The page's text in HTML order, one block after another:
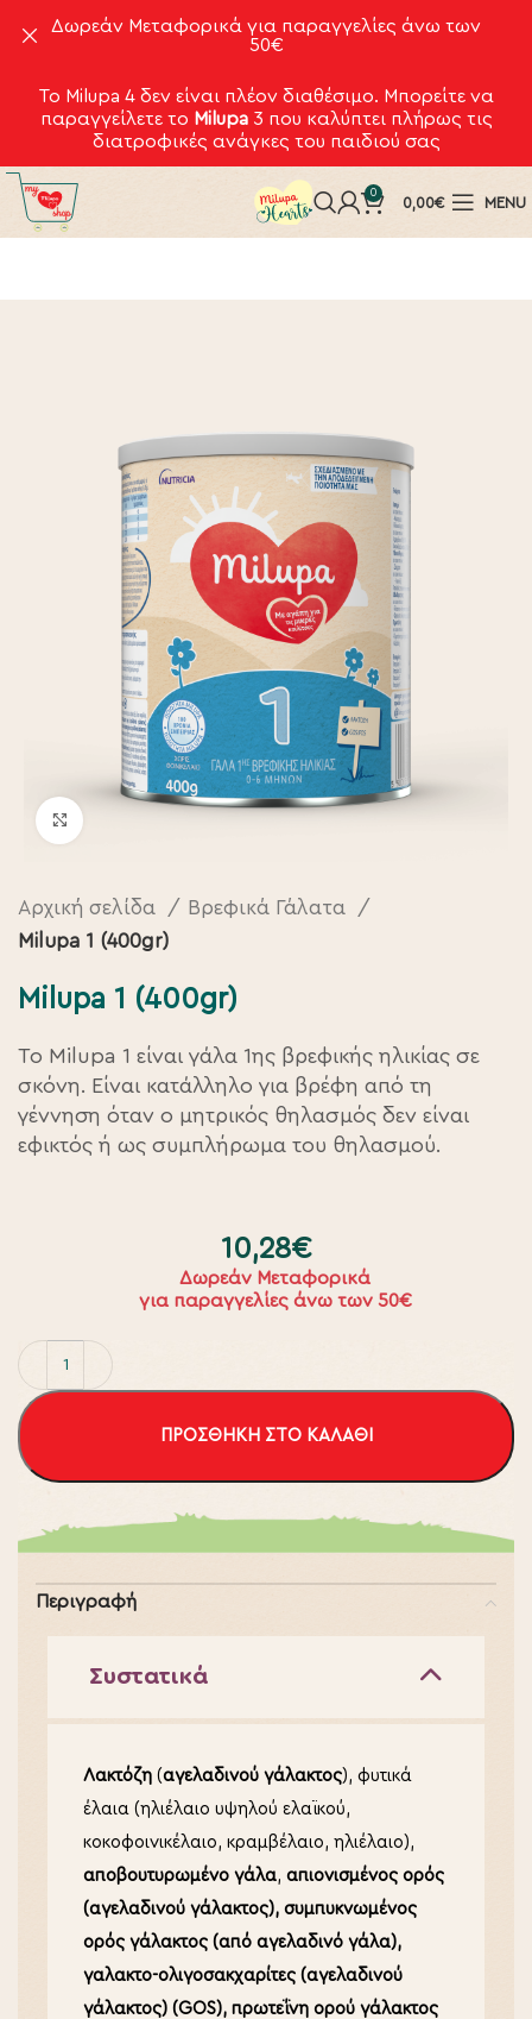
Το Milupa 4 δεν είναι πλέον διαθέσιμο. Μπορείτε να
παραγγείλετε το Milupa3 που καλύπτει πλήρως τις
διατροφικές ανάγκες του παιδιού σας
0
0,00€ MENU
Αρχική σελίδα
Βρεφικά Γάλατα
Milupa 1 (400gr)
Milupa 1 (400gr)
10,28€
Δωρεάν Μεταφορικά
για παραγγελίες άνω των 50€
Το Milupa 1 είναι γάλα 1ης βρεφικής ηλικίας σε
σκόνη. Είναι κατάλληλο για βρέφη από τη
γέννηση όταν ο μητρικός θηλασμός δεν είναι
εφικτός ή ως συμπλήρωμα του θηλασμού.
ΠΡΟΣΘΉΚΗ ΣΤΟ ΚΑΛΆΘΙ
Περιγραφή
Συστατικά
Λακτόζη (αγελαδινού γάλακτος), φυτικά
έλαια (ηλιέλαιο υψηλού ελαϊκού,
κοκοφοινικέλαιο, κραμβέλαιο, ηλιέλαιο),
αποβουτυρωμένο γάλα, απιονισμένος ορός
(αγελαδινού γάλακτος), συμπυκνωμένος
ορός γάλακτος (από αγελαδινό γάλα),
γαλακτο-ολιγοσακχαρίτες (αγελαδινού
γάλακτος) (GOS), πρωτεΐνη ορού γάλακτος
Δωρεάν Μεταφορικά για παραγγελίες άνω των
50€